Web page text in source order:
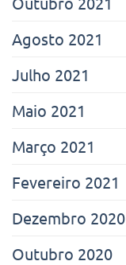
Agosto 2021
Julho 2021
Maio 2021
Março 2021
Fevereiro 2021
Dezembro 2020
Outubro 2020